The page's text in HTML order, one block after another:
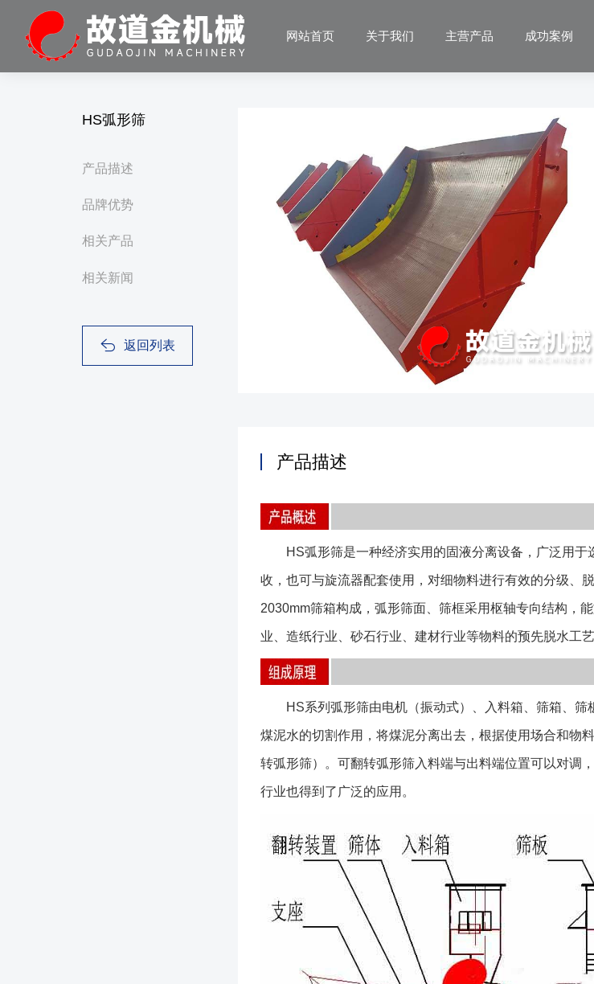
网站首页 关于我们 主营产品 成功案例
HS弧形筛
产品描述
品牌优势
相关产品
相关新闻
返回列表
产品描述
HS弧形筛是一种经济实用的固液分离设备，广泛用于
收，也可与旋流器配套使用，对细物料进行有效的分级、
2030mm筛箱构成，弧形筛面、筛框采用枢轴专向结构，
业、造纸行业、砂石行业、建材行业等物料的预先脱水工艺
HS系列弧形筛由电机（振动式）、入料箱、筛箱、筛
煤泥水的切割作用，将煤泥分离出去，根据使用场合和物
转弧形筛）。可翻转弧形筛入料端与出料端位置可以对调
行业也得到了广泛的应用。